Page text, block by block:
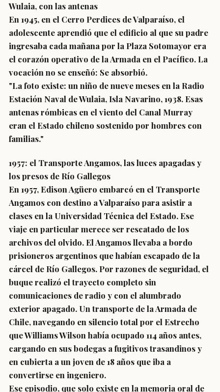
Wulaia, con las antenas
En 1945, en el Cerro Perdices de Valparaíso, el
adolescente aprendió que el edificio al que su padre
ingresaba cada mañana por la Plaza Sotomayor era
el corazón operativo de la Armada en el Pacífico. La
vocación no se enseñó: Se absorbió.
"La foto existe: un niño de nueve meses en la Radio
Estación Naval de Wulaia, Isla Navarino, 1938. Esas
antenas rómbicas en el viento del Canal Murray
eran el Estado chileno sostenido por hombres con
familias."
1957: el Transporte Angamos, las luces apagadas y
los presos de Río Gallegos
En 1957, Edison Agüero embarcó en el Transporte
Angamos con destino a Valparaíso para asistir a
clases en la Universidad Técnica del Estado. Ese
viaje en particular merece ser rescatado de los
archivos del olvido. El Angamos llevaba a bordo
prisioneros argentinos que habían escapado de la
cárcel de Río Gallegos. Por razones de seguridad, el
buque realizó el trayecto completo sin
comunicaciones de radio y con el alumbrado
exterior apagado. Un transporte de la Armada de
Chile, navegando en silencio total por el Estrecho
que Williams Wilson había ocupado 114 años antes,
cargando en sus bodegas a fugitivos trasandinos y
en cubierta a un joven de 18 años que iba a
convertirse en ingeniero.
Ese episodio, que solo existe en la memoria oral de